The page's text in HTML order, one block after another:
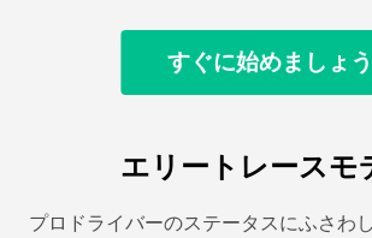
すぐに始めましょう
エリートレースモ
プロドライバーのステータスにふさわ